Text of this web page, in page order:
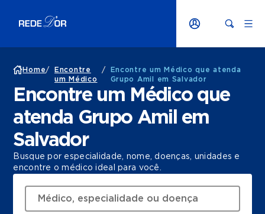
Home/
Encontre
um Médico
/
Encontre um Médico que atenda
Grupo Amil em Salvador
Encontre um Médico que
atenda Grupo Amil em
Salvador
Busque por especialidade, nome, doenças, unidades e
encontre o médico ideal para você.